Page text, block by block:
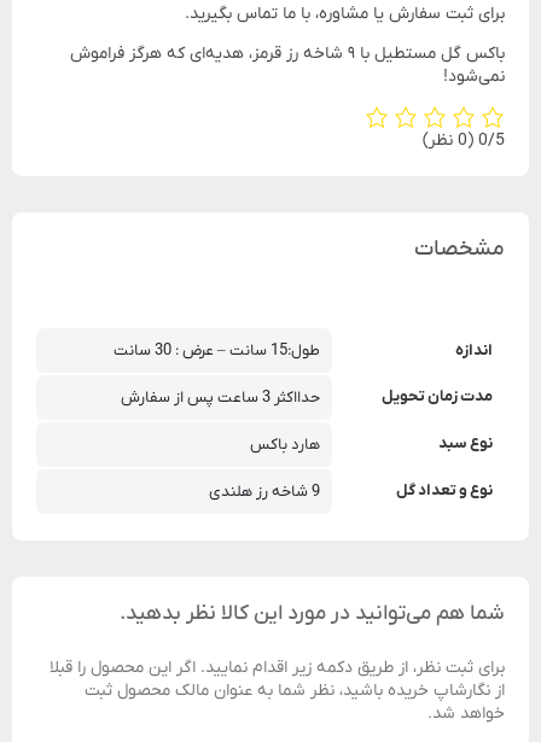
برای ثبت سفارش یا مشاوره، با ما تماس بگیرید.
باکس گل مستطیل با ۹ شاخه رز قرمز، هدیه‌ای که هرگز فراموش
نمی‌شود!
‫0/5 ‫(0 نظر)
مشخصات
اندازه طول:15 سانت – عرض : 30 سانت
مدت زمان تحویل حدااکثر 3 ساعت پس از سفارش
نوع سبد هارد باکس
نوع و تعداد گل 9 شاخه رز هلندی
شما هم می‌توانید در مورد این کالا نظر بدهید.
برای ثبت نظر، از طریق دکمه زیر اقدام نمایید. اگر این محصول را قبلا
از نگارشاپ خریده باشید، نظر شما به عنوان مالک محصول ثبت
خواهد شد.